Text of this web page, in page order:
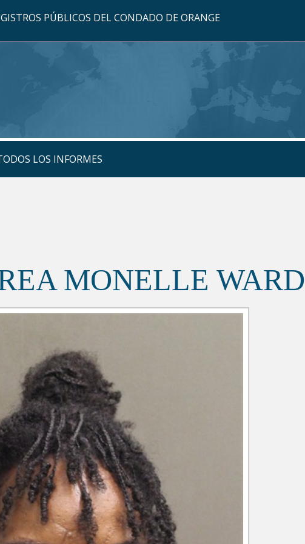
PÚBLICOS DEL CONDADO DE ORANGE
LOS INFORMES
MONELLE WARD